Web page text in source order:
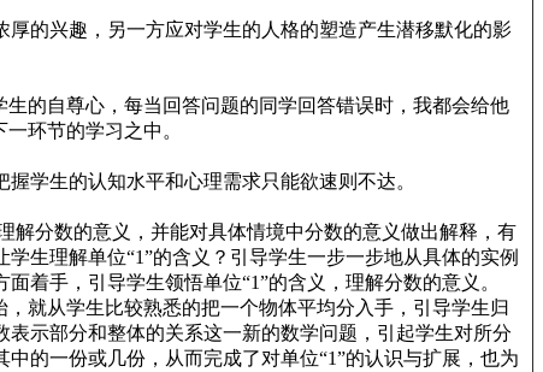
的兴趣，另一方应对学生的人格的塑造产生潜移默化的影
的自尊心，每当回答问题的同学回答错误时，我都会给他
环节的学习之中。
学生的认知水平和心理需求只能欲速则不达。
解分数的意义，并能对具体情境中分数的意义做出解释，有
生理解单位“1”的含义？引导学生一步一步地从具体的实例
着手，引导学生领悟单位“1”的含义，理解分数的意义。
就从学生比较熟悉的把一个物体平均分入手，引导学生归
示部分和整体的关系这一新的数学问题，引起学生对所分
的一份或几份，从而完成了对单位“1”的认识与扩展，也为